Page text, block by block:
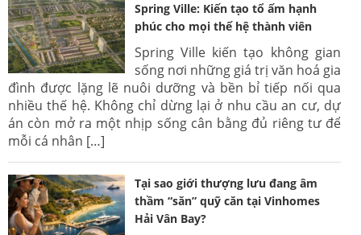
Spring Ville: Kiến tạo tổ ấm hạnh
phúc cho mọi thế hệ thành viên
Spring Ville kiến tạo không gian
sống nơi những giá trị văn hoá gia
đình được lặng lẽ nuôi dưỡng và bền bỉ tiếp nối qua
nhiều thế hệ. Không chỉ dừng lại ở nhu cầu an cư, dự
án còn mở ra một nhịp sống cân bằng đủ riêng tư để
mỗi cá nhân […]
Tại sao giới thượng lưu đang âm
thầm “săn” quỹ căn tại Vinhomes
Hải Vân Bay?